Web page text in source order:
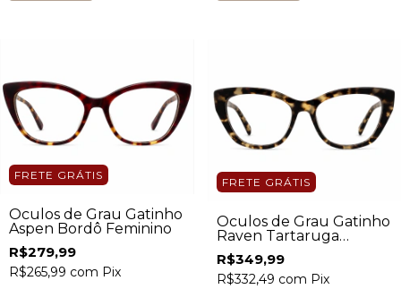
FRETE GRÁTIS
Óculos de Grau Gatinho
Aspen Bordô Feminino
R$279,99
R$265,99 com Pix
FRETE GRÁTIS
Óculos de Grau Gatinho
Raven Tartaruga
Feminino
R$349,99
R$332,49 com Pix